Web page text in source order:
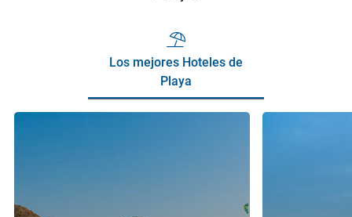
Los mejores Hoteles de
Playa